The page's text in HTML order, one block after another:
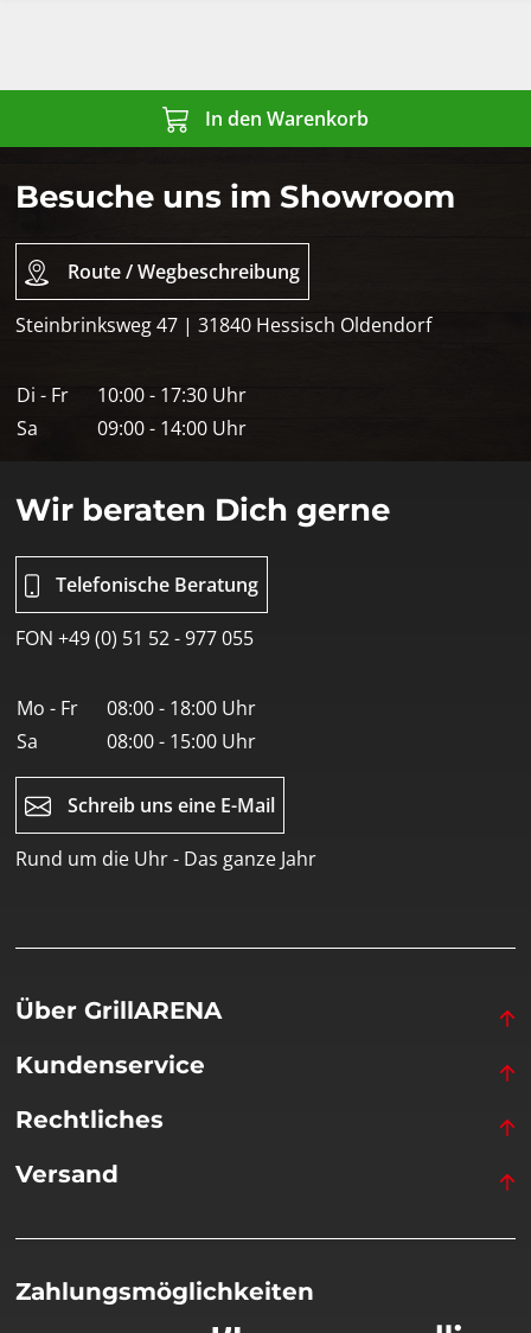
In den Warenkorb
Besuche uns im Showroom
Route / Wegbeschreibung
Steinbrinksweg 47 | 31840 Hessisch Oldendorf
Di - Fr
10:00 - 17:30 Uhr
Sa
09:00 - 14:00 Uhr
Wir beraten Dich gerne
Telefonische Beratung
FON +49 (0) 51 52 - 977 055
Mo - Fr
08:00 - 18:00 Uhr
Sa
08:00 - 15:00 Uhr
Schreib uns eine E-Mail
Rund um die Uhr - Das ganze Jahr
Über GrillARENA
Kundenservice
Rechtliches
Versand
Zahlungsmöglichkeiten